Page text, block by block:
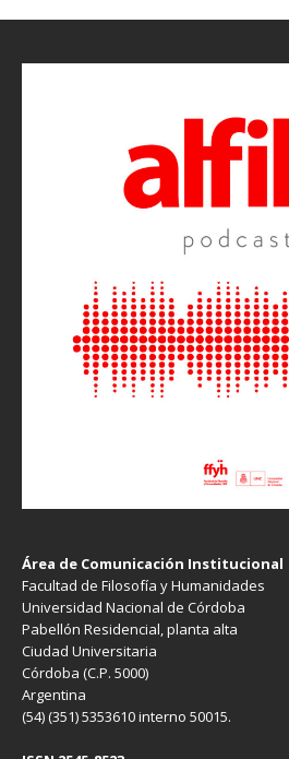
Área de Comunicación Institucional
Facultad de Filosofía y Humanidades
Universidad Nacional de Córdoba
Pabellón Residencial, planta alta
Ciudad Universitaria
Córdoba (C.P. 5000)
Argentina
(54) (351) 5353610 interno 50015.